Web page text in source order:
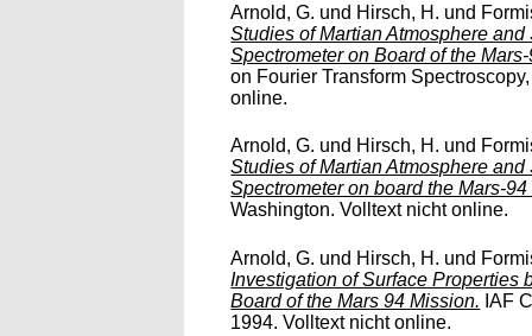
Arnold, G. und Hirsch, H. und
Studies of Martian Atmosphere
Spectrometer on Board of the
on Fourier Transform
online.
Arnold, G. und Hirsch, H. und
Studies of Martian Atmosphere
Spectrometer on board the Mars-
Washington. Volltext nicht online.
Arnold, G. und Hirsch, H. und
Investigation of Surface Properties
Board of the Mars 94 Mission. IAF
1994. Volltext nicht online.